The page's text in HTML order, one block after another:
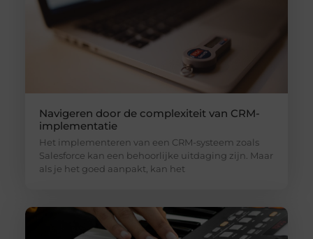
Navigeren door de complexiteit van CRM-
implementatie
Het implementeren van een CRM-systeem zoals
Salesforce kan een behoorlijke uitdaging zijn. Maar
als je het goed aanpakt, kan het